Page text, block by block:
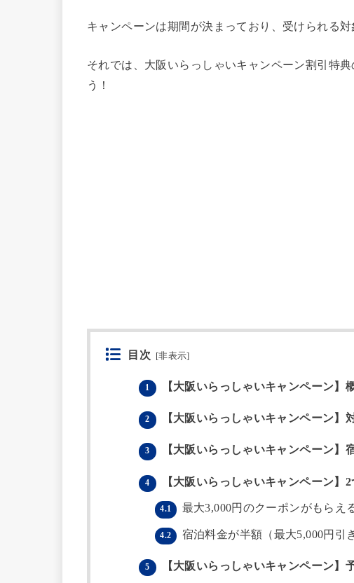
キャンペーンは期間が決まっており、受けられる対
それでは、大阪いらっしゃいキャンペーン割引特
う！
目次 [非表示]
1 【大阪いらっしゃいキャンペーン】
2 【大阪いらっしゃいキャンペーン】
3 【大阪いらっしゃいキャンペーン】
4 【大阪いらっしゃいキャンペーン】2
4.1 最大3,000円のクーポンがもらえ
4.2 宿泊料金が半額（最大5,000円引
5 【大阪いらっしゃいキャンペーン】